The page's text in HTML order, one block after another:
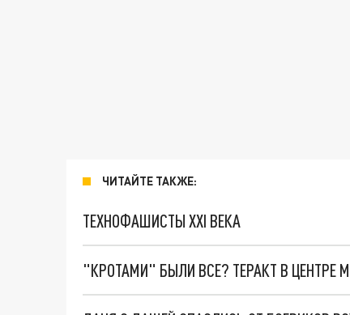
ЧИТАЙТЕ ТАКЖЕ:
ТЕХНОФАШИСТЫ XXI ВЕКА
"КРОТАМИ" БЫЛИ ВСЕ? ТЕРАКТ В